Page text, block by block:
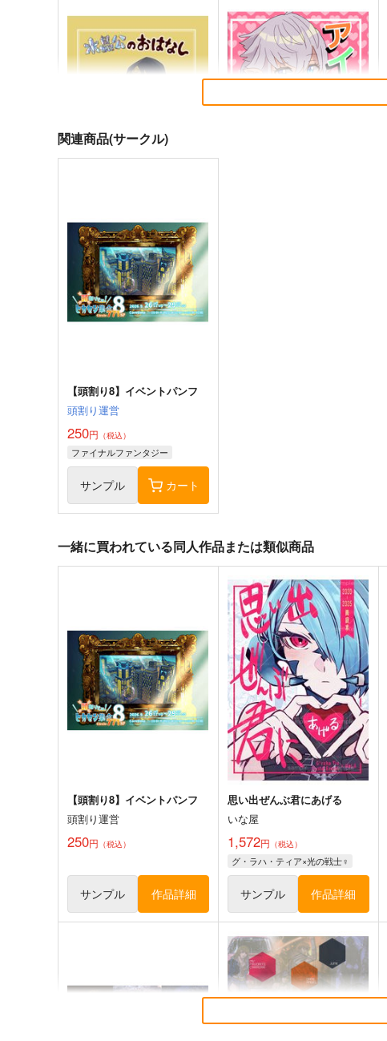
水晶公のおはなし
赤魔か戦士出します
787円 （税込）
ファイナルファンタジー
ひろし×グ・ラハ・ティア
さちこうぼう
専売 770円（税込）
ファイナルファンタジー
サンプル カート
思い出ぜんぶ君にあげる
いな屋
専売 1,572円（税込）
ファイナルファンタジー
グ・ラハ・ティア×光の戦士♀
サンプル カート
関連商品(サークル)
【頭割り8】イベントパンフ
頭割り運営
250円 （税込）
ファイナルファンタジー
サンプル カート
一緒に買われている同人作品または類似商品
【頭割り8】イベントパンフ
頭割り運営
250円 （税込）
サンプル 作品詳細
思い出ぜんぶ君にあげる
いな屋
1,572円 （税込）
グ・ラハ・ティア×光の戦士♀
サンプル 作品詳細